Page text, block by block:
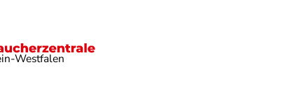
Westfalen Lebensmittel